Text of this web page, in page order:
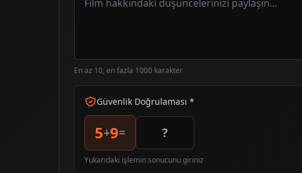
En az 10, en fazla 1000 karakter
Güvenlik Doğrulaması *
5+9=
Yukarıdaki işlemin sonucunu giriniz